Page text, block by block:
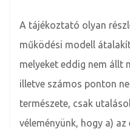
A tájékoztató olyan
működési modell
melyeket eddig nem állt
illetve számos ponton
természete, csak
véleményünk, hogy a)